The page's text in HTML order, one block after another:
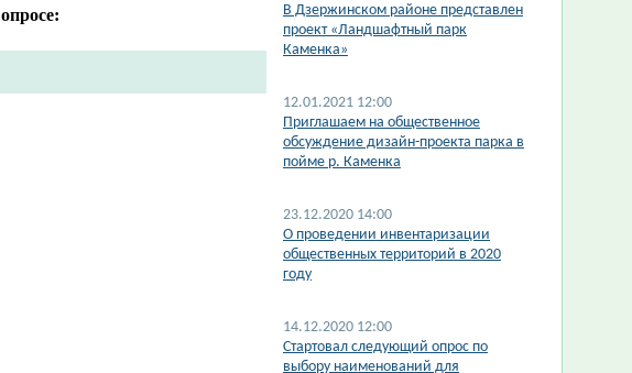
​В Дзержинском районе представлен
проект «Ландшафтный парк
Каменка»
12.01.2021 12:00
Приглашаем на общественное
обсуждение дизайн-проекта парка в
пойме р. Каменка
23.12.2020 14:00
О проведении инвентаризации
общественных территорий в 2020
году
14.12.2020 12:00
Стартовал следующий опрос по
выбору наименований для